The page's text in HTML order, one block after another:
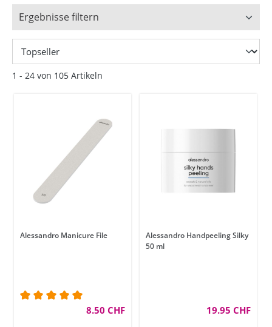
Ergebnisse filtern
1 - 24 von 105 Artikeln
Alessandro Manicure File
Durchschnittliche Bewertung von 5 von 5 Sternen
8.50 CHF
Alessandro Handpeeling Silky
50 ml
19.95 CHF